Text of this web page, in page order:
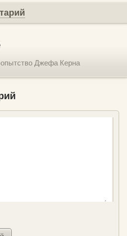
Джефа Керна